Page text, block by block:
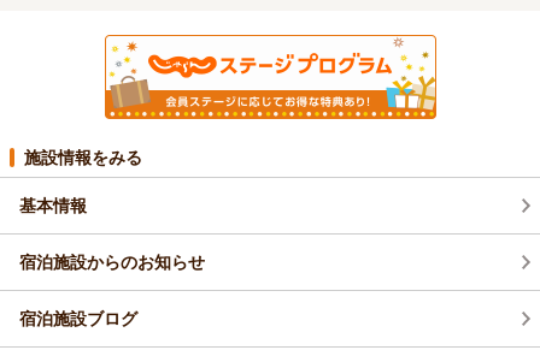
施設情報をみる
基本情報
宿泊施設からのお知らせ
宿泊施設ブログ